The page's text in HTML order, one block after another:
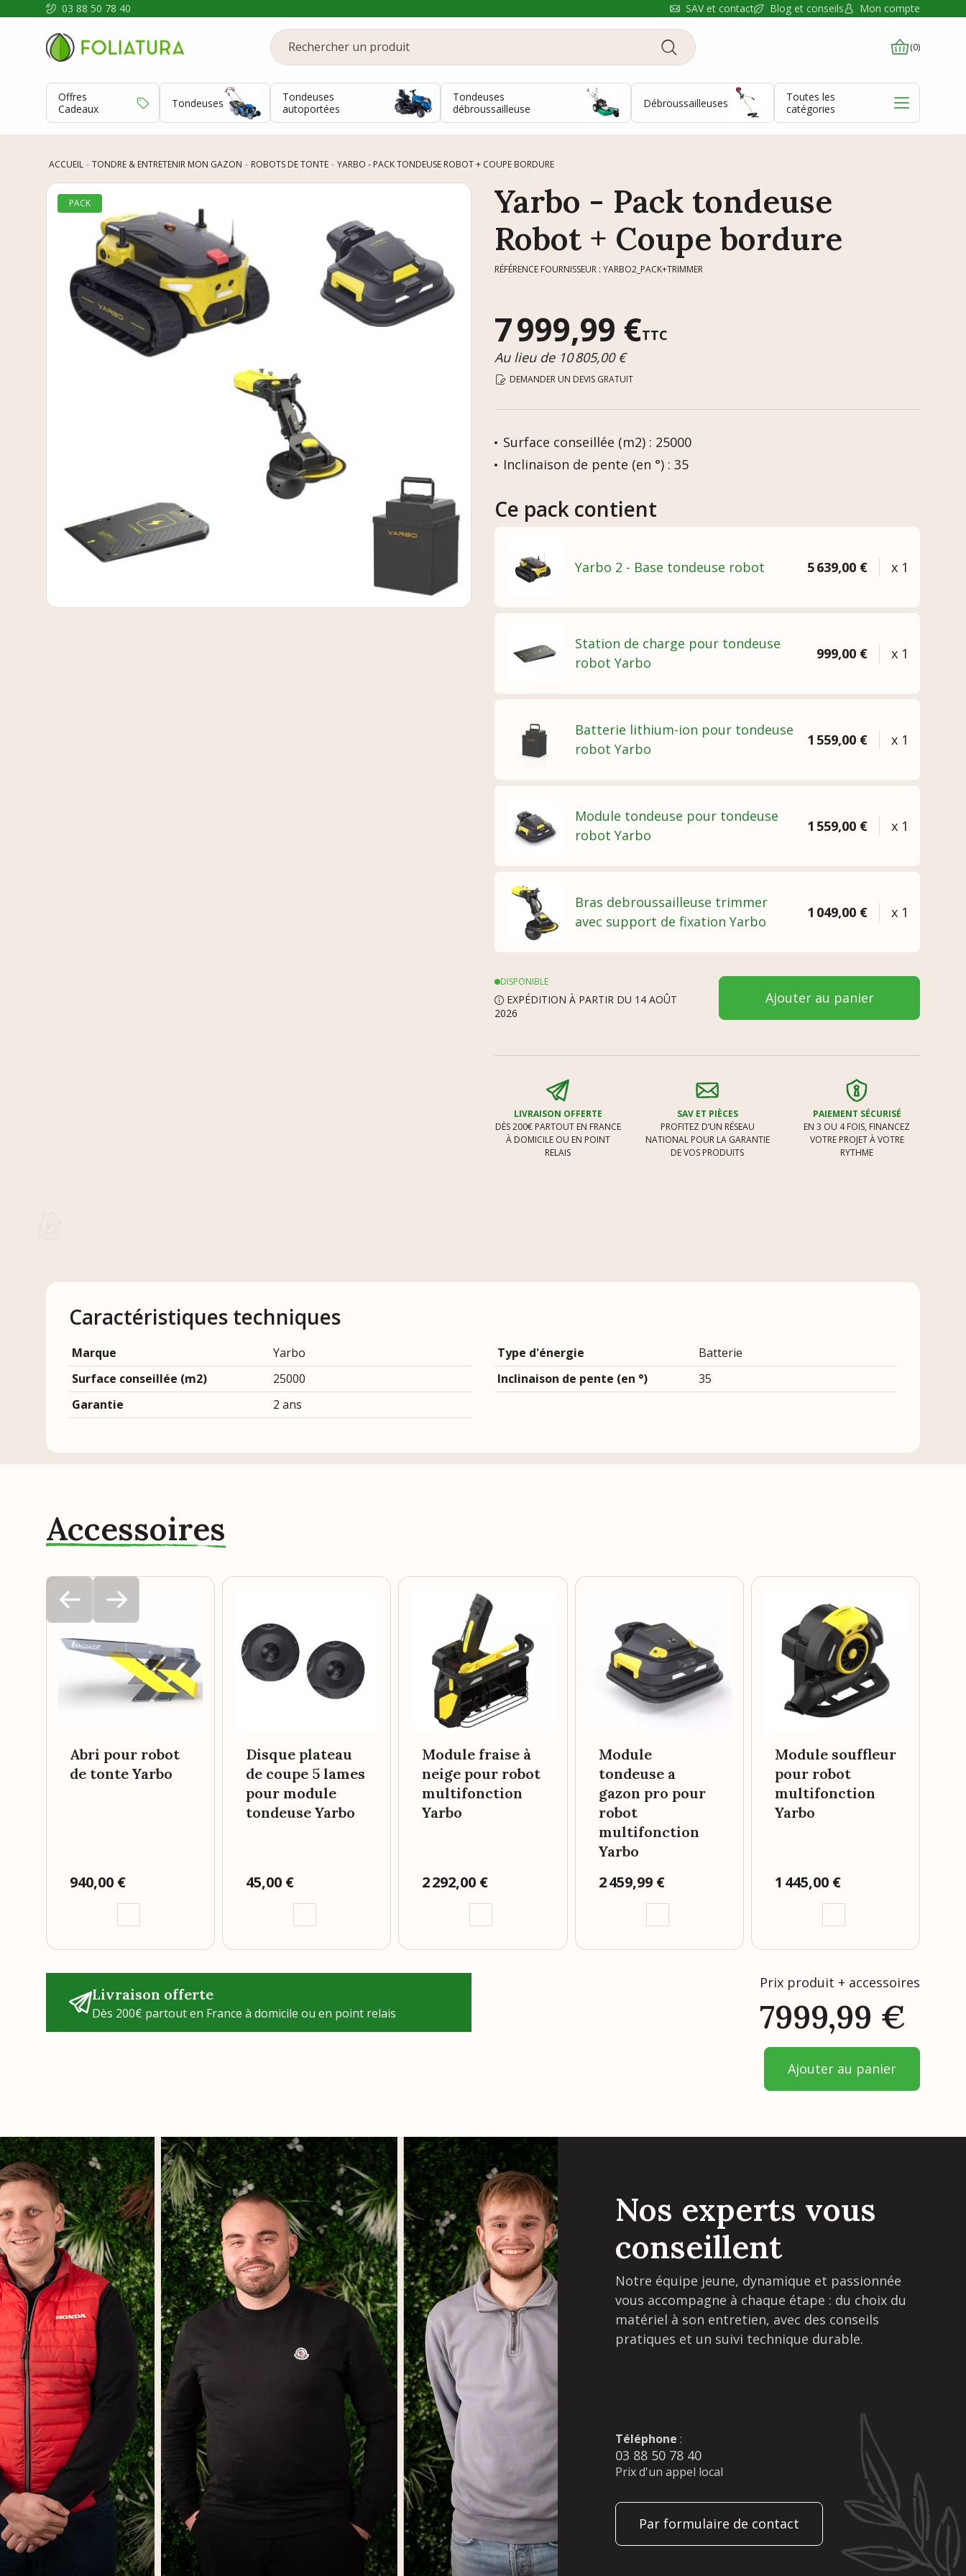
03 88 50 78 40 SAV et contact Blog et conseils Mon compte
(0)
Offres
Cadeaux
Tondeuses
Tondeuses
autoportées
Tondeuses
débroussailleuse
Débroussailleuses
Toutes les
catégories
ACCUEIL TONDRE & ENTRETENIR MON GAZON ROBOTS DE TONTE YARBO - PACK TONDEUSE ROBOT + COUPE BORDURE
PACK
Yarbo - Pack tondeuse
Robot + Coupe bordure
RÉFÉRENCE FOURNISSEUR : YARBO2_PACK+TRIMMER
7 999,99 €TTC
Au lieu de 10 805,00 €
DEMANDER UN DEVIS GRATUIT
Surface conseillée (m2) : 25000
Inclinaison de pente (en °) : 35
Ce pack contient
Yarbo 2 - Base tondeuse robot 5 639,00 € x 1
Station de charge pour tondeuse
robot Yarbo
999,00 € x 1
Batterie lithium-ion pour tondeuse
robot Yarbo
1 559,00 € x 1
Module tondeuse pour tondeuse
robot Yarbo
1 559,00 € x 1
Bras debroussailleuse trimmer
avec support de fixation Yarbo
1 049,00 € x 1
DISPONIBLE
EXPÉDITION À PARTIR DU 14 AOÛT
2026
Ajouter au panier
LIVRAISON OFFERTE
DÈS 200€ PARTOUT EN FRANCE
À DOMICILE OU EN POINT
RELAIS
SAV ET PIÈCES
PROFITEZ D’UN RÉSEAU
NATIONAL POUR LA GARANTIE
DE VOS PRODUITS
PAIEMENT SÉCURISÉ
EN 3 OU 4 FOIS, FINANCEZ
VOTRE PROJET À VOTRE
RYTHME
Caractéristiques techniques
Marque Yarbo Type d'énergie
Batterie
Surface conseillée (m2)
25000 Inclinaison de pente (en °)
35
Garantie
2 ans
Accessoires
Abri pour robot
de tonte Yarbo
Prix
940,00 €
Disque plateau
de coupe 5 lames
pour module
tondeuse Yarbo
Prix
45,00 €
Module fraise à
neige pour robot
multifonction
Yarbo
Prix
2 292,00 €
Module
tondeuse a
gazon pro pour
robot
multifonction
Yarbo
Prix
2 459,99 €
Module souffleur
pour robot
multifonction
Yarbo
Prix
1 445,00 €
Livraison offerte
Dès 200€ partout en France à domicile ou en point relais
Prix produit + accessoires
7999,99 €
Ajouter au panier
Nos experts vous
conseillent
Notre équipe jeune, dynamique et passionnée
vous accompagne à chaque étape : du choix du
matériel à son entretien, avec des conseils
pratiques et un suivi technique durable.
Téléphone :
03 88 50 78 40
Prix d'un appel local
Par formulaire de contact